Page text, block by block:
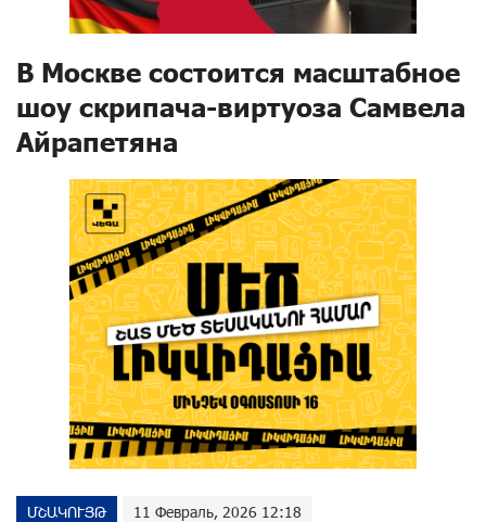
В Москве состоится масштабное
шоу скрипача-виртуоза Самвела
Айрапетяна
ՄՇԱԿՈՒՅԹ 11 Февраль, 2026 12:18